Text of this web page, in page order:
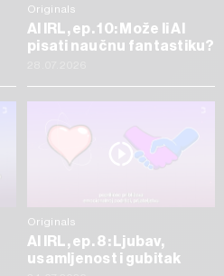
Originals
AI IRL, ep. 10: Može li AI
pisati naučnu fantastiku?
Originals
AI IRL, ep. 8: Ljubav,
usamljenost i gubitak